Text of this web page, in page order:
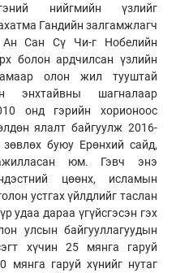
нийгмийн үзлийг
Гандийн залгамжлагч
Сан Сү Чи-г Нобелийн
болон ардчилсан үзлийн
олон жил тууштай
энхтайвны шагналаар
онд гэрийн хорионоос
ялалт байгуулж 2016-
буюу Ерөнхий сайд,
юм. Гэвч энэ
цөөнх, исламын
устгах үйлдлийг таслан
удаа дараа үгүйсгэсэн гэх
улсын байгууллагуудын
хүчин 25 мянга гаруй
мянга гаруй хүнийг нутаг